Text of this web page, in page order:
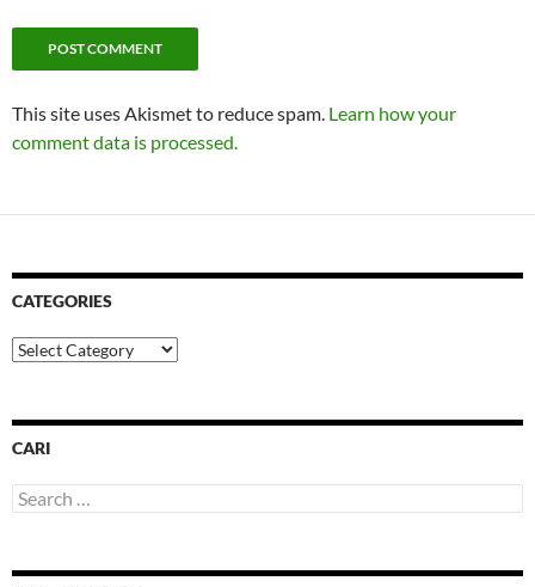
This site uses Akismet to reduce spam. Learn how your
comment data is processed.
CATEGORIES
Categories
CARI
Search
for: